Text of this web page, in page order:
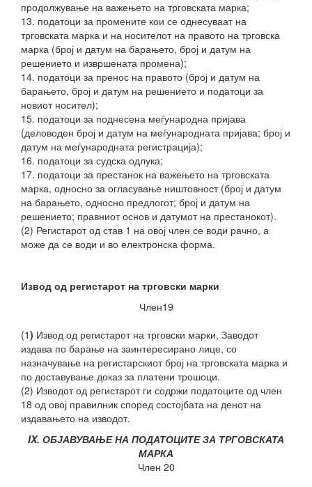
продолжување на важењето на трговската марка;
13. податоци за промените кои се однесуваат на
трговската марка и на носителот на правото на трговска
марка (број и датум на барањето, број и датум на
решението и извршената промена);
14. податоци за пренос на правото (број и датум на
барањето, број и датум на решението и податоци за
новиот носител);
15. податоци за поднесена меѓународна пријава
(деловоден број и датум на меѓународната пријава; број и
датум на меѓународната регистрација);
16. податоци за судска одлука;
17. податоци за престанок на важењето на трговската
марка, односно за огласување ништовност (број и датум
на барањето, односно предлогот; број и датум на
решението; правниот основ и датумот на престанокот).
(2) Регистарот од став 1 на овој член се води рачно, а
може да се води и во електронска форма.
Извод од регистарот на трговски марки
Член19
(1) Извод од регистарот на трговски марки, Заводот
издава по барање на заинтересирано лице, со
назначување на регистарскиот број на трговската марка и
по доставување доказ за платени трошоци.
(2) Изводот од регистарот ги содржи податоците од член
18 од овој правилник според состојбата на денот на
издавањето на изводот.
IX. ОБЈАВУВАЊЕ НА ПОДАТОЦИТЕ ЗА ТРГОВСКАТА
МАРКА
Член 20